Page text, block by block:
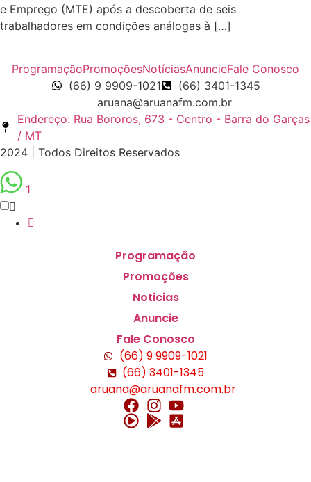
e Emprego (MTE) após a descoberta de seis
trabalhadores em condições análogas à […]
ProgramaçãoPromoçõesNotíciasAnuncieFale Conosco
(66) 9 9909-1021
(66) 3401-1345
aruana@aruanafm.com.br
Endereço: Rua Bororos, 673 - Centro - Barra do Garças
/ MT
2024 | Todos Direitos Reservados
1
Programação
Promoções
Noticias
Anuncie
Fale Conosco
(66) 9 9909-1021
(66) 3401-1345
aruana@aruanafm.com.br